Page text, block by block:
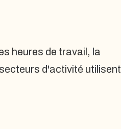
heures de travail, la
d'activité utilisent